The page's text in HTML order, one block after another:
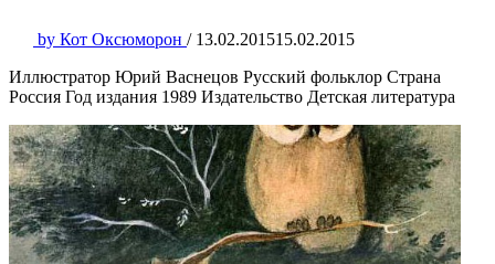
by Кот Оксюморон / 13.02.201515.02.2015
Иллюстратор Юрий Васнецов Русский фольклор Страна
Россия Год издания 1989 Издательство Детская литература